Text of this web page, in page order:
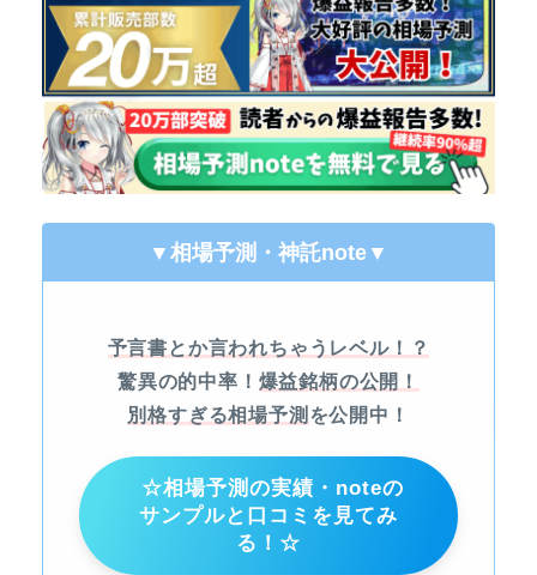
▼相場予測・神託note ▼
予言書とか言われちゃうレベル！？
驚異の的中率！ 爆益銘柄の公開！
別格すぎる相場予測 を公開中！
☆相場予測の実績・noteの
サンプルと口コミを見てみ
る！☆